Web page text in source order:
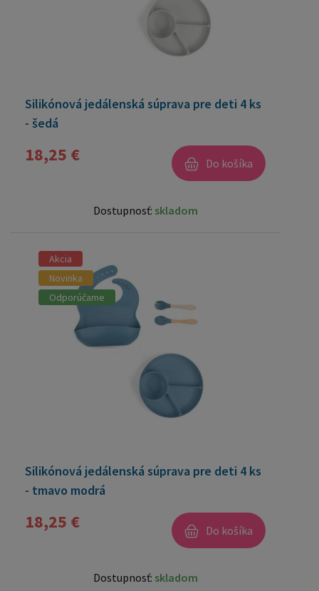
Silikónová jedálenská súprava pre deti 4 ks
- šedá
18,25 € Do košíka
Dostupnosť: skladom
Akcia
Novinka
Odporúčame
Silikónová jedálenská súprava pre deti 4 ks
- tmavo modrá
18,25 € Do košíka
Dostupnosť: skladom